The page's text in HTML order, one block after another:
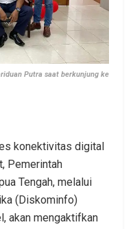
Putra saat berkunjung ke
konektivitas digital
Pemerintah
Tengah, melalui
(Diskominfo)
akan mengaktifkan